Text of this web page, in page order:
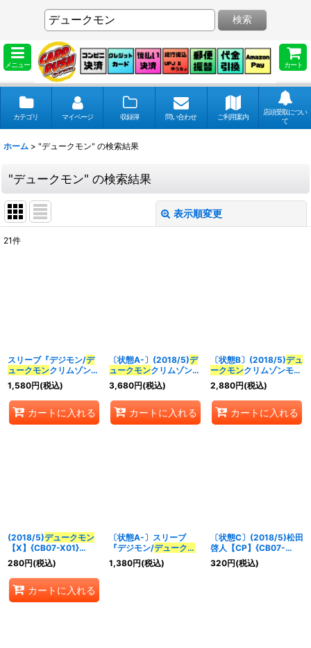
メニュー カート
検索
カテゴリ マイページ 収録弾 問い合わせ ご利用案内
店頭受取につい
て
ホーム > "デュークモン" の検索結果
"デュークモン" の検索結果
表示順変更
絞り込む
21件
スリーブ『デジモン/デ
ュークモンクリムゾンモ
ード(PB-07)』50枚
【-】{-}《サプライ》
1,580円(税込)
カートに入れる
〔状態A-〕(2018/5)デ
ュークモンクリムゾンモ
ード【XX】{CB07-
XX01}《赤》
3,680円(税込)
カートに入れる
〔状態B〕(2018/5)デュ
ークモンクリムゾンモー
ド【XX】{CB07-XX01}
《赤》
2,880円(税込)
カートに入れる
(2018/5)デュークモン
【X】{CB07-X01}
《赤》
280円(税込)
カートに入れる
〔状態A-〕スリーブ
『デジモン/デュークモ
ンクリムゾンモード
(PB-07)』50枚【-】{-}
1,380円(税込)
〔状態C〕(2018/5)松田
啓人【CP】{CB07-
CP01}《赤》
320円(税込)